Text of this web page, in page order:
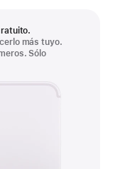
más tuyo.
Sólo